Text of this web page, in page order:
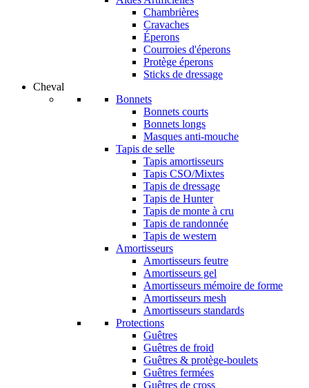
Chambrières
Cravaches
Éperons
Courroies d'éperons
Protège éperons
Sticks de dressage
Cheval
Bonnets
Bonnets courts
Bonnets longs
Masques anti-mouche
Tapis de selle
Tapis amortisseurs
Tapis CSO/Mixtes
Tapis de dressage
Tapis de Hunter
Tapis de monte à cru
Tapis de randonnée
Tapis de western
Amortisseurs
Amortisseurs feutre
Amortisseurs gel
Amortisseurs mémoire de forme
Amortisseurs mesh
Amortisseurs standards
Protections
Guêtres
Guêtres de froid
Guêtres & protège-boulets
Guêtres fermées
Guêtres de cross